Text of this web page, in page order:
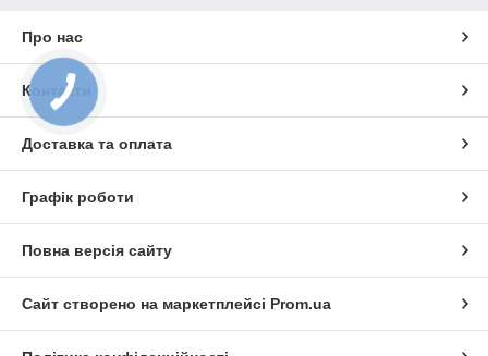
Про нас
Контакти
Доставка та оплата
Графік роботи
Повна версія сайту
Сайт створено на маркетплейсі Prom.ua
КНОПКА
ЗВ'ЯЗКУ